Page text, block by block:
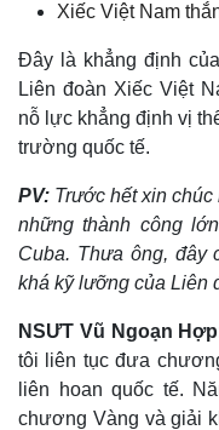
Xiếc Việt Nam
Đây là khẳng định
Liên đoàn Xiếc Việt
nỗ lực khẳng định vị
trường quốc tế.
PV: Trước hết xin
những thành công
Cuba. Thưa ông, đây
khá kỹ lưỡng của Liên
NSƯT Vũ Ngoạn
tôi liên tục đưa
liên hoan quốc tế.
chương Vàng và giải